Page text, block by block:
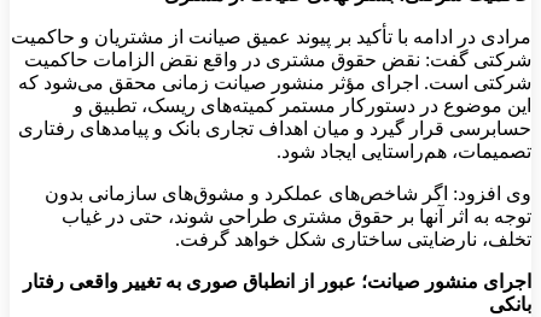
مرادی در ادامه با تأکید بر پیوند عمیق صیانت از مشتریان و حاکمیت
شرکتی گفت: نقض حقوق مشتری در واقع نقض الزامات حاکمیت
شرکتی است. اجرای مؤثر منشور صیانت زمانی محقق می‌شود که
این موضوع در دستورکار مستمر کمیته‌های ریسک، تطبیق و
حسابرسی قرار گیرد و میان اهداف تجاری بانک و پیامدهای رفتاری
تصمیمات، هم‌راستایی ایجاد شود.
وی افزود: اگر شاخص‌های عملکرد و مشوق‌های سازمانی بدون
توجه به اثر آنها بر حقوق مشتری طراحی شوند، حتی در غیاب
تخلف، نارضایتی ساختاری شکل خواهد گرفت.
اجرای منشور صیانت؛ عبور از انطباق صوری به تغییر واقعی رفتار
بانکی